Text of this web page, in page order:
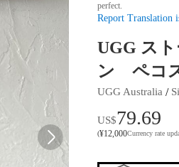
perfect.
Report Translation
UGG ス
ン ペコ
UGG Australia /
US$79.69
(¥12,000Currency rate